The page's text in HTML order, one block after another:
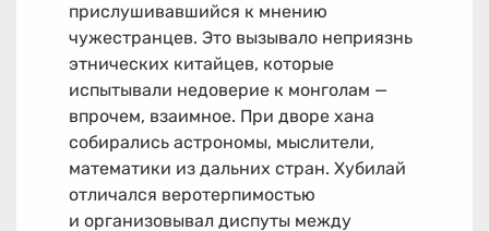
прислушивавшийся к мнению
чужестранцев. Это вызывало неприязнь
этнических китайцев, которые
испытывали недоверие к монголам —
впрочем, взаимное. При дворе хана
собирались астрономы, мыслители,
математики из дальних стран. Хубилай
отличался веротерпимостью
и организовывал диспуты между